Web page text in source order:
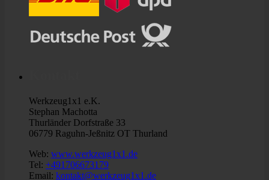
Werkzeug1x1 e.K.
Stephan Machotta
Thurländer Dorfstraße 33
06779 Raguhn-Jeßnitz OT Thurland
Web: www.werkzeug1x1.de
Tel: +491706673179
Email: kontakt@werkzeug1x1.de